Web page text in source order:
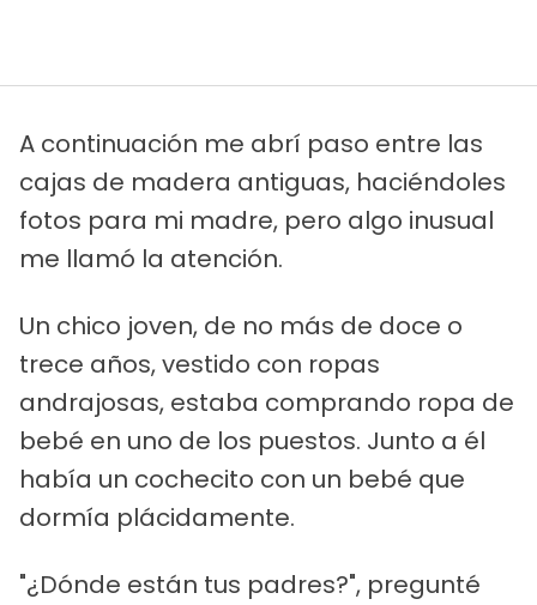
A continuación me abrí paso entre las
cajas de madera antiguas, haciéndoles
fotos para mi madre, pero algo inusual
me llamó la atención.
Un chico joven, de no más de doce o
trece años, vestido con ropas
andrajosas, estaba comprando ropa de
bebé en uno de los puestos. Junto a él
había un cochecito con un bebé que
dormía plácidamente.
"¿Dónde están tus padres?", pregunté